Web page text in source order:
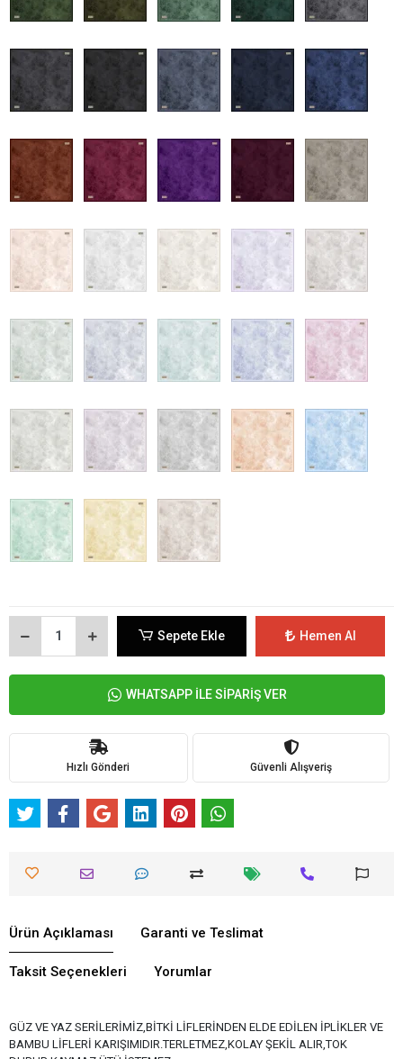
Sepete Ekle Hemen Al
WHATSAPP İLE SİPARİŞ VER
Hızlı Gönderi Güvenli Alışveriş
Ürün Açıklaması Garanti ve Teslimat
Taksit Seçenekleri Yorumlar
GÜZ VE YAZ SERİLERİMİZ,BİTKİ LİFLERİNDEN ELDE EDİLEN İPLİKLER VE
BAMBU LİFLERİ KARIŞIMIDIR.TERLETMEZ,KOLAY ŞEKİL ALIR,TOK